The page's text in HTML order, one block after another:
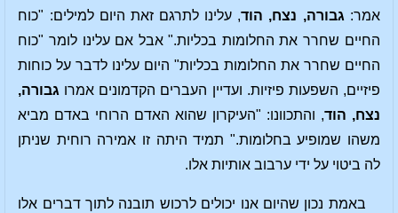
אמר: גבורה, נצח, הוד, עלינו לתרגם זאת היום למילים: "כוח
החיים שחרר את החלומות בכליות." אבל אם עלינו לומר "כוח
החיים שחרר את החלומות בכליות" היום עלינו לדבר על כוחות
פיזיים, השפעות פיזיות. ועדיין העברים הקדמונים אמרו גבורה,
נצח, הוד, והתכוונו: "העיקרון שהוא האדם הרוחי באדם מביא
משהו שמופיע בחלומות." תמיד היתה זו אמירה רוחית שניתן
לה ביטוי על ידי ערבוב אותיות אלו.
באמת נכון שהיום אנו יכולים לרכוש תובנה לתוך דברים אלו